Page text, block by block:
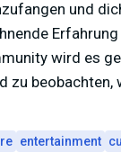
und
wird es
zu
entertainment